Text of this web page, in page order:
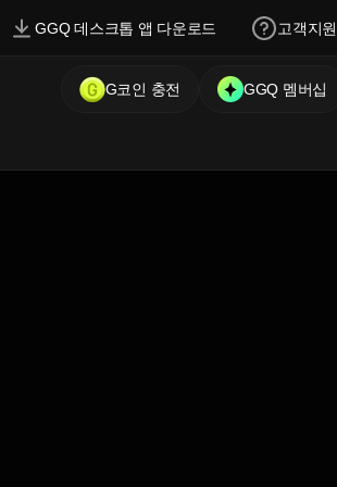
GGQ 데스크톱 앱 다운로드 고객지원
G코인 충전 GGQ 멤버십